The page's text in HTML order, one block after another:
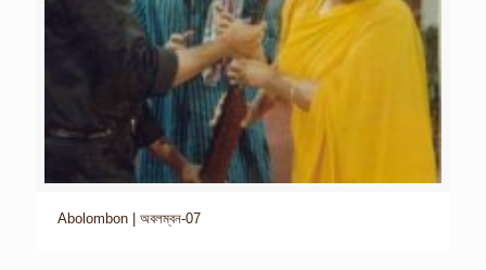
Abolombon | অবলম্বন-07